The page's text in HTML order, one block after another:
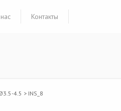
Контакты
4.5 > INS_8